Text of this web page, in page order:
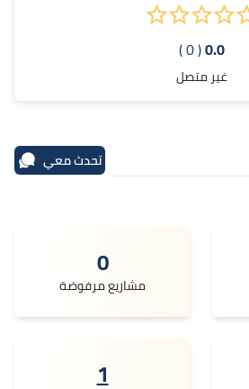
0.0
( 0 )
غير متصل
تحدث معي
0
مشاريع مرفوضة
1